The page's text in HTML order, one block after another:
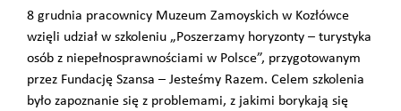
8 grudnia pracownicy Muzeum Zamoyskich w Kozłówce
wzięli udział w szkoleniu „Poszerzamy horyzonty – turystyka
osób z niepełnosprawnościami w Polsce”, przygotowanym
przez Fundację Szansa – Jesteśmy Razem. Celem szkolenia
było zapoznanie się z problemami, z jakimi borykają się